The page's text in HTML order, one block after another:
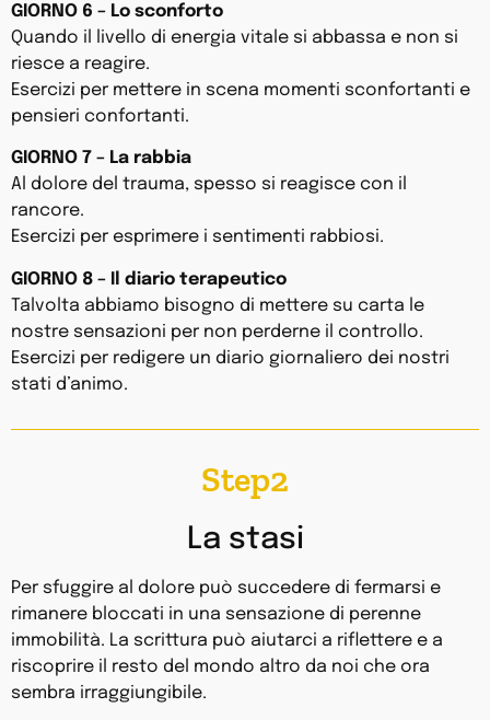
GIORNO 6 – Lo sconforto
Quando il livello di energia vitale si abbassa e non si
riesce a reagire.
Esercizi per mettere in scena momenti sconfortanti e
pensieri confortanti.
GIORNO 7 – La rabbia
Al dolore del trauma, spesso si reagisce con il
rancore.
Esercizi per esprimere i sentimenti rabbiosi.
GIORNO 8 – Il diario terapeutico
Talvolta abbiamo bisogno di mettere su carta le
nostre sensazioni per non perderne il controllo.
Esercizi per redigere un diario giornaliero dei nostri
stati d’animo.
Step2
La stasi
Per sfuggire al dolore può succedere di fermarsi e
rimanere bloccati in una sensazione di perenne
immobilità. La scrittura può aiutarci a riflettere e a
riscoprire il resto del mondo altro da noi che ora
sembra irraggiungibile.